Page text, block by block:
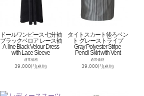
ドールワンピース 七分袖
ブラックベロア レース袖
A-line Black Velour Dress
with Lace Sleeve
通常価格
39,000円(税別)
タイトスカート後ろベン
ト グレーストライプ
Gray Polyester Stripe
Pencil Skirt with Vent
通常価格
39,000円(税別)